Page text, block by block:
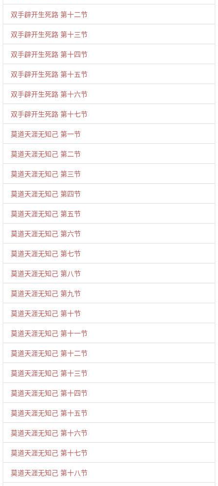
双手辟开生死路 第十二节
双手辟开生死路 第十三节
双手辟开生死路 第十四节
双手辟开生死路 第十五节
双手辟开生死路 第十六节
双手辟开生死路 第十七节
莫道天涯无知己 第一节
莫道天涯无知己 第二节
莫道天涯无知己 第三节
莫道天涯无知己 第四节
莫道天涯无知己 第五节
莫道天涯无知己 第六节
莫道天涯无知己 第七节
莫道天涯无知己 第八节
莫道天涯无知己 第九节
莫道天涯无知己 第十节
莫道天涯无知己 第十一节
莫道天涯无知己 第十二节
莫道天涯无知己 第十三节
莫道天涯无知己 第十四节
莫道天涯无知己 第十五节
莫道天涯无知己 第十六节
莫道天涯无知己 第十七节
莫道天涯无知己 第十八节